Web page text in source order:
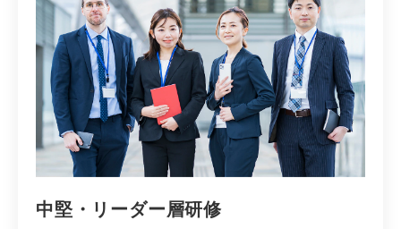
中堅・リーダー層研修